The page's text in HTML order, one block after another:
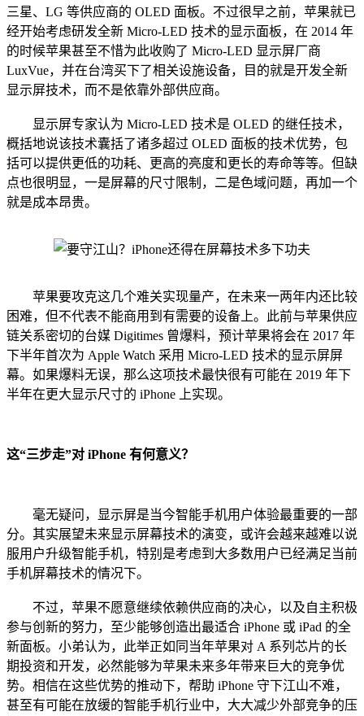
三星、LG 等供应商的 OLED 面板。不过很早之前，苹果就已
经开始考虑研发全新 Micro-LED 技术的显示面板，在 2014 年
的时候苹果甚至不惜为此收购了 Micro-LED 显示屏厂商
LuxVue，并在台湾买下了相关设施设备，目的就是开发全新
显示屏技术，而不是依靠外部供应商。
显示屏专家认为 Micro-LED 技术是 OLED 的继任技术，
概括地说该技术囊括了诸多超过 OLED 面板的技术优势，包
括可以提供更低的功耗、更高的亮度和更长的寿命等等。但缺
点也很明显，一是屏幕的尺寸限制，二是色域问题，再加一个
就是成本昂贵。
苹果要攻克这几个难关实现量产，在未来一两年内还比较
困难，但不代表不能商用到有需要的设备上。此前与苹果供应
链关系密切的台媒 Digitimes 曾爆料，预计苹果将会在 2017 年
下半年首次为 Apple Watch 采用 Micro-LED 技术的显示屏屏
幕。如果爆料无误，那么这项技术最快很有可能在 2019 年下
半年在更大显示尺寸的 iPhone 上实现。
这“三步走”对 iPhone 有何意义？
毫无疑问，显示屏是当今智能手机用户体验最重要的一部
分。其实展望未来显示屏幕技术的演变，或许会越来越难以说
服用户升级智能手机，特别是考虑到大多数用户已经满足当前
手机屏幕技术的情况下。
不过，苹果不愿意继续依赖供应商的决心，以及自主积极
参与创新的努力，至少能够创造出最适合 iPhone 或 iPad 的全
新面板。小弟认为，此举正如同当年苹果对 A 系列芯片的长
期投资和开发，必然能够为苹果未来多年带来巨大的竞争优
势。相信在这些优势的推动下，帮助 iPhone 守下江山不难，
甚至有可能在放缓的智能手机行业中，大大减少外部竞争的压